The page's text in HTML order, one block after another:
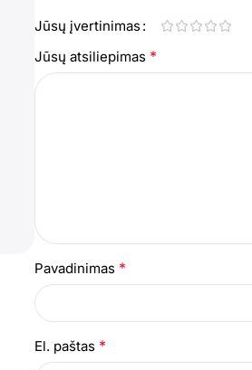
Jūsų įvertinimas
Jūsų atsiliepimas *
Pavadinimas *
El. paštas *